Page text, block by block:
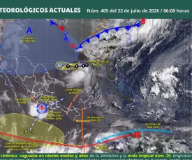
ADVERTISEMENT
ADVERTISEMENT